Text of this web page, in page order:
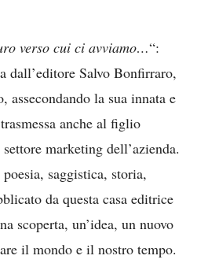
verso cui ci avviamo…“:
dall’editore Salvo Bonfirraro,
assecondando la sua innata e
anche al figlio
marketing dell’azienda.
saggistica, storia,
da questa casa editrice
scoperta, un’idea, un nuovo
il mondo e il nostro tempo.